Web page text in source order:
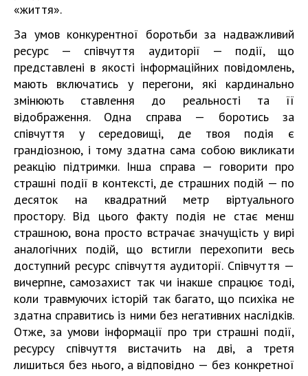
«життя».
За умов конкурентної боротьби за надважливий
ресурс — співчуття аудиторії — події, що
представлені в якості інформаційних повідомлень,
мають включатись у перегони, які кардинально
змінюють ставлення до реальності та її
відображення. Одна справа — боротись за
співчуття у середовищі, де твоя подія є
грандіозною, і тому здатна сама собою викликати
реакцію підтримки. Інша справа — говорити про
страшні події в контексті, де страшних подій — по
десяток на квадратний метр віртуального
простору. Від цього факту подія не стає менш
страшною, вона просто встрачає значущість у вирі
аналогічних подій, що встигли перехопити весь
доступний ресурс співчуття аудиторії. Співчуття —
вичерпне, самозахист так чи інакше спрацює тоді,
коли травмуючих історій так багато, що психіка не
здатна справитись із ними без негативних наслідків.
Отже, за умови інформації про три страшні події,
ресурсу співчуття вистачить на дві, а третя
лишиться без нього, а відповідно — без конкретної